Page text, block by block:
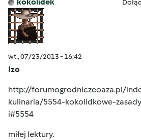
wt., 07/23/2013 - 16:42
Izo
http://forumogrodniczeoaza.pl/
kulinaria/5554-kokolidkowe-
i#5554
miłej lektury.